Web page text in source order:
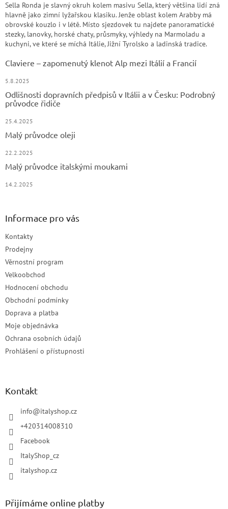
Sella Ronda je slavný okruh kolem masivu Sella, který většina lidí zná
hlavně jako zimní lyžařskou klasiku. Jenže oblast kolem Arabby má
obrovské kouzlo i v létě. Místo sjezdovek tu najdete panoramatické
stezky, lanovky, horské chaty, průsmyky, výhledy na Marmoladu a
kuchyni, ve které se míchá Itálie, Jižní Tyrolsko a ladinská tradice.
Claviere – zapomenutý klenot Alp mezi Itálií a Francií
5.8.2025
Odlišnosti dopravních předpisů v Itálii a v Česku: Podrobný
průvodce řidiče
25.4.2025
Malý průvodce oleji
22.2.2025
Malý průvodce italskými moukami
14.2.2025
Informace pro vás
Kontakty
Prodejny
Věrnostní program
Velkoobchod
Hodnocení obchodu
Obchodní podmínky
Doprava a platba
Moje objednávka
Ochrana osobních údajů
Prohlášení o přístupnosti
Kontakt
info@italyshop.cz
+420314008310
Facebook
ItalyShop_cz
italyshop.cz
Přijímáme online platby